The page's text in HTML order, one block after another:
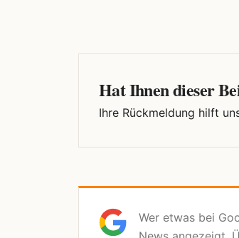
Hat Ihnen dieser
Ihre Rückmeldung hilft
Wer etwas bei